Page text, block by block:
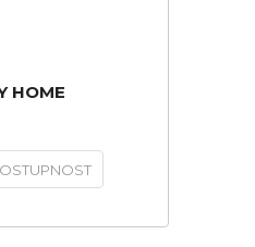
HOME